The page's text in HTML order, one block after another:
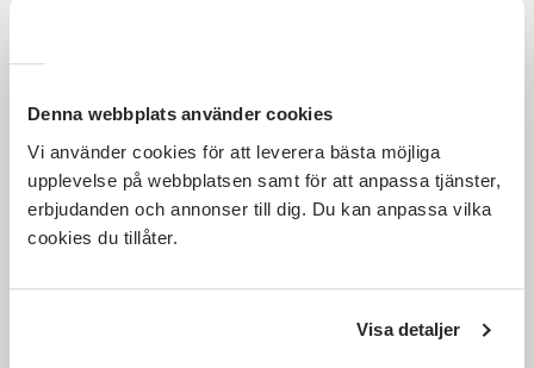
Denna webbplats använder cookies
Vi använder cookies för att leverera bästa möjliga
upplevelse på webbplatsen samt för att anpassa tjänster,
erbjudanden och annonser till dig. Du kan anpassa vilka
cookies du tillåter.
Visa detaljer
Hela Sveriges studieförbund - Vi är en central
samhällsaktör som bidrar till demokrati och
delaktighet, positiv och hållbar utveckling för
människor, miljö och samhällen.
Om webbplatsen